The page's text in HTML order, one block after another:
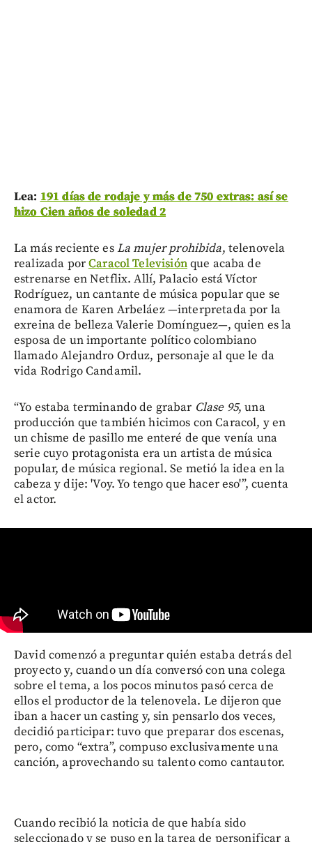
Lea: 191 días de rodaje y más de 750 extras: así se
hizo Cien años de soledad 2
La más reciente esLa mujer prohibida, telenovela
realizada porCaracol Televisiónque acaba de
estrenarse en Netflix. Allí, Palacio está Víctor
Rodríguez, un cantante de música popular que se
enamora de Karen Arbeláez —interpretada por la
exreina de belleza Valerie Domínguez—, quien es la
esposa de un importante político colombiano
llamado Alejandro Orduz, personaje al que le da
vida Rodrigo Candamil.
“Yo estaba terminando de grabar Clase 95, una
producción que también hicimos con Caracol, y en
un chisme de pasillo me enteré de que venía una
serie cuyo protagonista era un artista de música
popular, de música regional. Se metió la idea en la
cabeza y dije: 'Voy. Yo tengo que hacer eso'”, cuenta
el actor.
David comenzó a preguntar quién estaba detrás del
proyecto y, cuando un día conversó con una colega
sobre el tema, a los pocos minutos pasó cerca de
ellos el productor de la telenovela. Le dijeron que
iban a hacer un casting y, sin pensarlo dos veces,
decidió participar: tuvo que preparar dos escenas,
pero, como “extra”, compuso exclusivamente una
canción, aprovechando su talento como cantautor.
Cuando recibió la noticia de que había sido
seleccionado y se puso en la tarea de personificar a